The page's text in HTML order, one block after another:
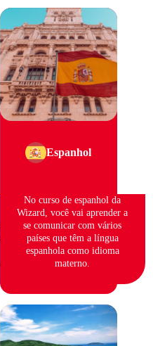
Espanhol
No curso de espanhol da
Wizard, você vai aprender a
se comunicar com vários
países que têm a língua
espanhola como idioma
materno.